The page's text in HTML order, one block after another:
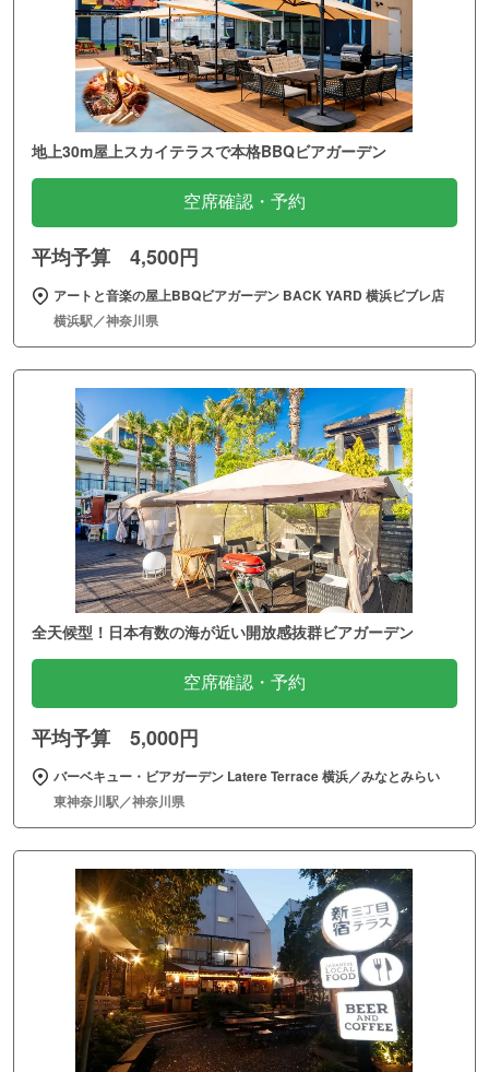
地上30m屋上スカイテラスで本格BBQビアガーデン
空席確認・予約
平均予算 4,500円
アートと音楽の屋上BBQビアガーデン BACK YARD 横浜ビブレ店
横浜駅／神奈川県
全天候型！日本有数の海が近い開放感抜群ビアガーデン
空席確認・予約
平均予算 5,000円
バーベキュー・ビアガーデン Latere Terrace 横浜／みなとみらい
東神奈川駅／神奈川県